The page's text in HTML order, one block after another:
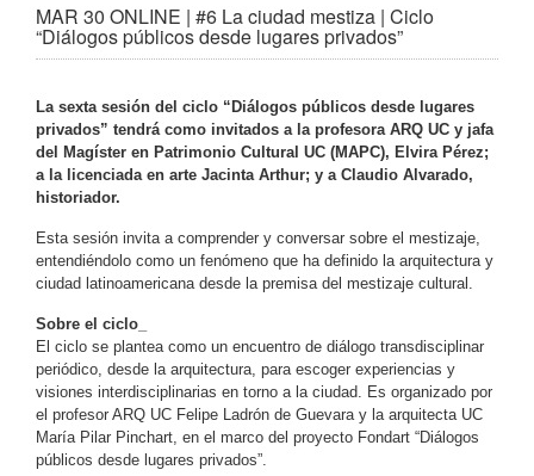
MAR 30 ONLINE | #6 La ciudad mestiza | Ciclo
“Diálogos públicos desde lugares privados”
La sexta sesión del ciclo “Diálogos públicos desde lugares
privados” tendrá como invitados a la profesora ARQ UC y jafa
del Magíster en Patrimonio Cultural UC (MAPC), Elvira Pérez;
a la licenciada en arte Jacinta Arthur; y a Claudio Alvarado,
historiador.
Esta sesión invita a comprender y conversar sobre el mestizaje,
entendiéndolo como un fenómeno que ha definido la arquitectura y
ciudad latinoamericana desde la premisa del mestizaje cultural.
Sobre el ciclo_
El ciclo se plantea como un encuentro de diálogo transdisciplinar
periódico, desde la arquitectura, para escoger experiencias y
visiones interdisciplinarias en torno a la ciudad. Es organizado por
el profesor ARQ UC Felipe Ladrón de Guevara y la arquitecta UC
María Pilar Pinchart, en el marco del proyecto Fondart “Diálogos
públicos desde lugares privados”.